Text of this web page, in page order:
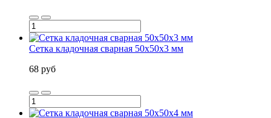
Сетка кладочная сварная 50х50х3 мм
68 руб